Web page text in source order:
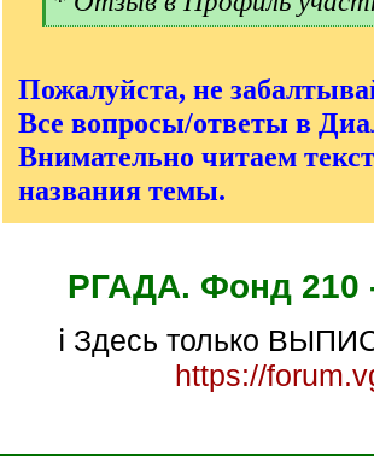
[
]
Пожалуйста, не
Все вопросы/ответы в
Внимательно читаем
названия темы.
РГАДА. Фонд 210
ℹ Здесь только
https://